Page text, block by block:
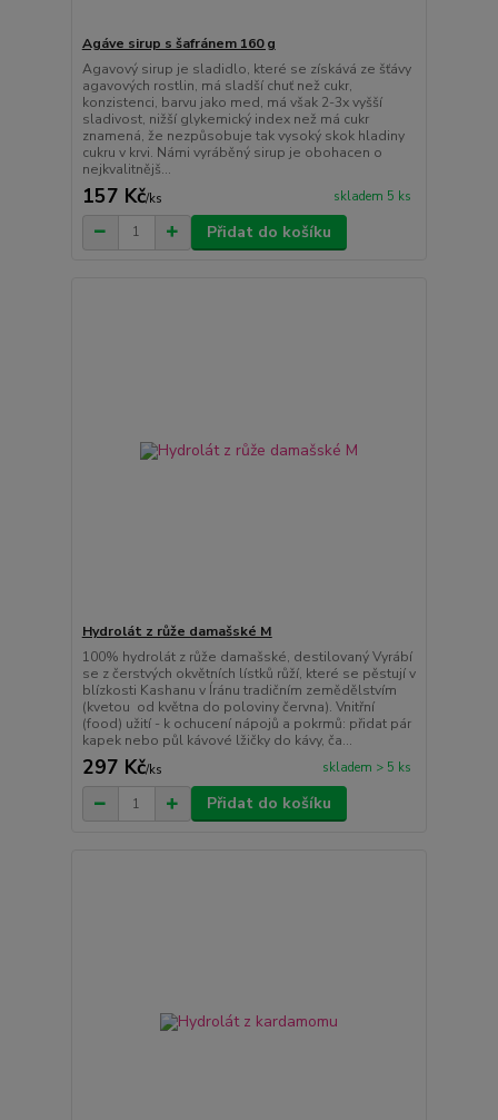
Agáve sirup s šafránem 160 g
Agavový sirup je sladidlo, které se získává ze šťávy
agavových rostlin, má sladší chuť než cukr,
konzistenci, barvu jako med, má však 2-3x vyšší
sladivost, nižší glykemický index než má cukr
znamená, že nezpůsobuje tak vysoký skok hladiny
cukru v krvi. Námi vyráběný sirup je obohacen o
nejkvalitnějš...
157 Kč/ks skladem 5 ks
Přidat do košíku
Hydrolát z růže damašské M
100% hydrolát z růže damašské, destilovaný Vyrábí
se z čerstvých okvětních lístků růží, které se pěstují v
blízkosti Kashanu v Íránu tradičním zemědělstvím
(kvetou od května do poloviny června). Vnitřní
(food) užití - k ochucení nápojů a pokrmů: přidat pár
kapek nebo půl kávové lžičky do kávy, ča...
297 Kč/ks skladem > 5 ks
Přidat do košíku